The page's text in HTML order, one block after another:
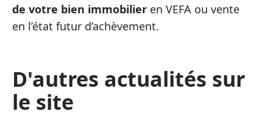
de votre bien immobilier en VEFA ou vente
en l’état futur d’achèvement.
D'autres actualités sur
le site